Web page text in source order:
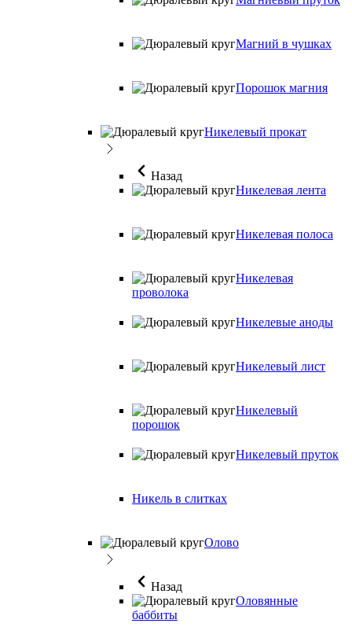
Магний в чушках
Порошок магния
Никелевый прокат
Назад
Никелевая лента
Никелевая полоса
Никелевая
проволока
Никелевые аноды
Никелевый лист
Никелевый
порошок
Никелевый пруток
Никель в слитках
Олово
Назад
Оловянные
баббиты